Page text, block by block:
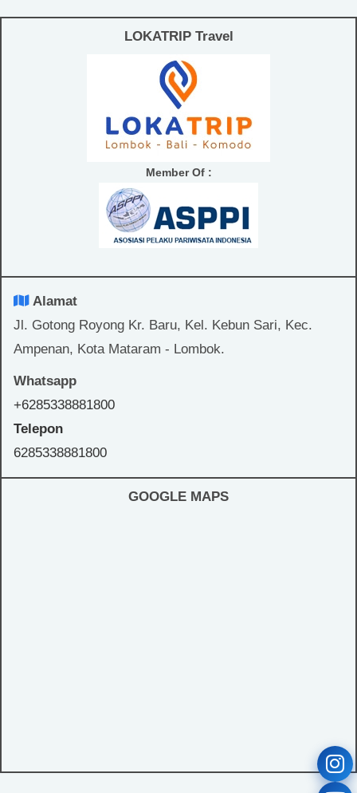
LOKATRIP Travel
Member Of :
Alamat
Jl. Gotong Royong Kr. Baru, Kel. Kebun Sari, Kec.
Ampenan, Kota Mataram - Lombok.
Whatsapp
+6285338881800
Telepon
6285338881800
GOOGLE MAPS